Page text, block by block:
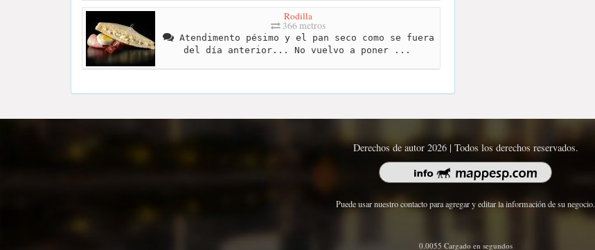
Rodilla
366 metros
Atendimento pésimo y el pan seco como se fuera
del día anterior... No vuelvo a poner ...
Derechos de autor 2026 | Todos los derechos reservados.
Puede usar nuestro contacto para agregar y editar la información de su negocio.
0.0055 Cargado en segundos